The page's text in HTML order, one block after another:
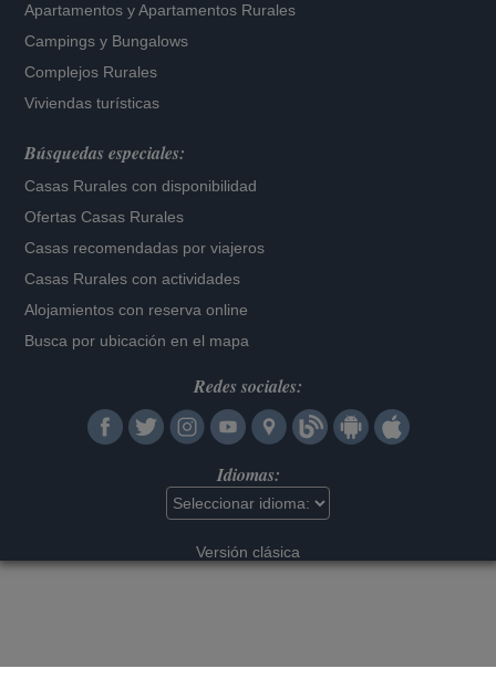
Apartamentos yApartamentos Rurales
Campings y Bungalows
Complejos Rurales
Viviendas turísticas
Búsquedas especiales:
Casas Rurales con disponibilidad
Ofertas Casas Rurales
Casas recomendadas por viajeros
Casas Rurales con actividades
Alojamientos con reserva online
Busca por ubicación en el mapa
Redes sociales:
Idiomas:
Versión clásica